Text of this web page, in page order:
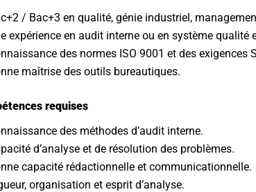
/ Bac+3 en qualité, génie industriel,
expérience en audit interne ou en système qualité
des normes ISO 9001 et des exigences
maîtrise des outils bureautiques.
requises
des méthodes d’audit interne.
d’analyse et de résolution des problèmes.
capacité rédactionnelle et communicationnelle.
organisation et esprit d’analyse.